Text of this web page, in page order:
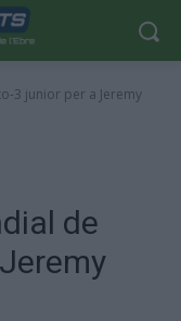
3 junior per a Jeremy
de